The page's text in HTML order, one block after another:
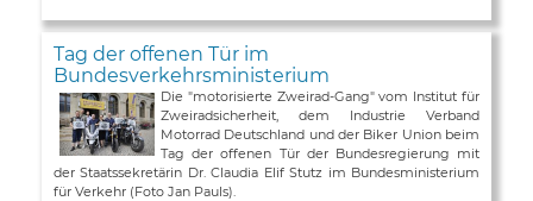
Tag der offenen Tür im
Bundesverkehrsministerium
Die "motorisierte Zweirad-Gang" vom Institut für
Zweiradsicherheit, dem Industrie Verband
Motorrad Deutschland und der Biker Union beim
Tag der offenen Tür der Bundesregierung mit
der Staatssekretärin Dr. Claudia Elif Stutz im Bundesministerium
für Verkehr (Foto Jan Pauls).